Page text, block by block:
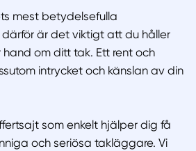
mest betydelsefulla
är det viktigt att du håller
om ditt tak. Ett rent och
intrycket och känslan av din
som enkelt hjälper dig få
och seriösa takläggare. Vi